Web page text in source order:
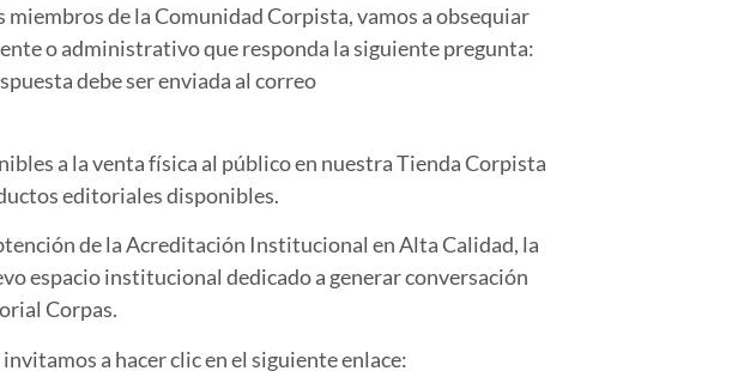
de la Comunidad Corpista, vamos a obsequiar
o administrativo que responda la siguiente pregunta:
debe ser enviada al correo
a la venta física al público en nuestra Tienda Corpista
editoriales disponibles.
de la Acreditación Institucional en Alta Calidad, la
espacio institucional dedicado a generar conversación
Corpas.
a hacer clic en el siguiente enlace: